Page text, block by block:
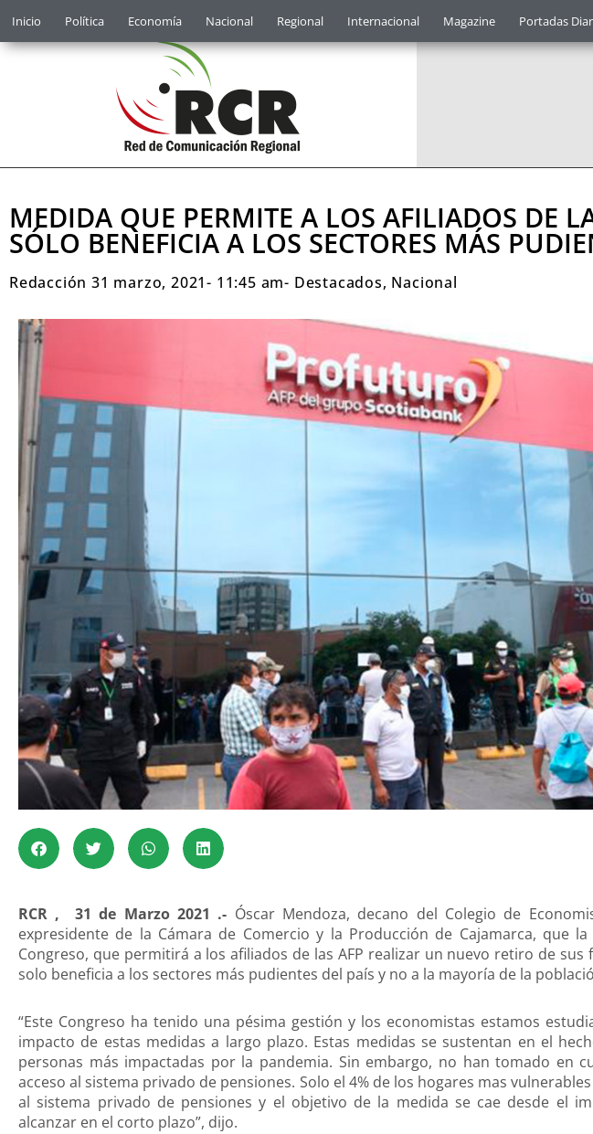
Inicio Política Economía Nacional Regional Internacional Magazine Portadas
MEDIDA QUE PERMITE A LOS AFILIADOS DE
SÓLO BENEFICIA A LOS SECTORES MÁS
Redacción 31 marzo, 2021- 11:45 am- Destacados, Nacional
RCR , 31 de Marzo 2021 .- Óscar Mendoza, decano del Colegio de
expresidente de la Cámara de Comercio y la Producción de Cajamarca, que
Congreso, que permitirá a los afiliados de las AFP realizar un nuevo retiro de sus
solo beneficia a los sectores más pudientes del país y no a la mayoría de la
“Este Congreso ha tenido una pésima gestión y los economistas estamos
impacto de estas medidas a largo plazo. Estas medidas se sustentan en el
personas más impactadas por la pandemia. Sin embargo, no han tomado en
acceso al sistema privado de pensiones. Solo el 4% de los hogares mas
al sistema privado de pensiones y el objetivo de la medida se cae desde el
alcanzar en el corto plazo”, dijo.